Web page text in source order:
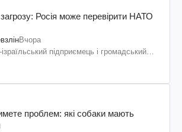
Росія може перевірити НАТО
Вчора
ізраїльський підприємець і громадський
проблем: які собаки мають